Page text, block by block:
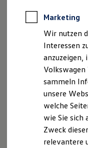
Software,
VW
VW
VW
VW
Fleet
Hilfreiches
Marketing
Wir nutzen
Interessen
anzuzeigen,
Volkswagen
sammeln
unsere
welche
wie Sie sich
Zweck
relevantere